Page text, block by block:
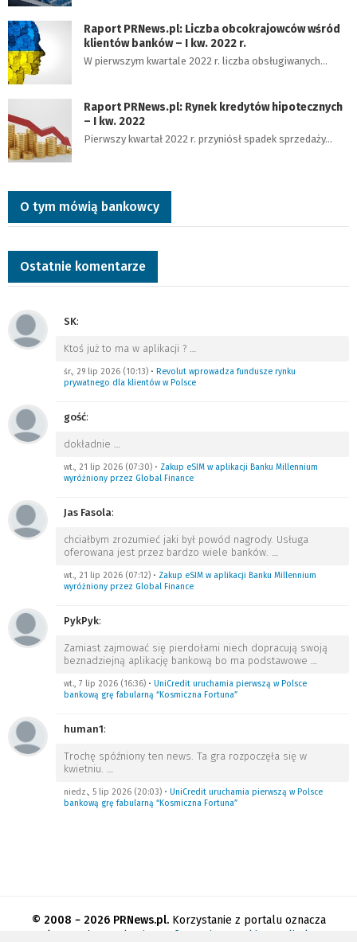
Raport PRNews.pl: Liczba obcokrajowców wśród
klientów banków – I kw. 2022 r.
W pierwszym kwartale 2022 r. liczba obsługiwanych…
Raport PRNews.pl: Rynek kredytów hipotecznych
– I kw. 2022
Pierwszy kwartał 2022 r. przyniósł spadek sprzedaży…
O tym mówią bankowcy
Ostatnie komentarze
SK:
Ktoś już to ma w aplikacji ? …
śr., 29 lip 2026 (10:13) • Revolut wprowadza fundusze rynku
prywatnego dla klientów w Polsce
gość:
dokładnie …
wt., 21 lip 2026 (07:30) • Zakup eSIM w aplikacji Banku Millennium
wyróżniony przez Global Finance
Jas Fasola:
chciałbym zrozumieć jaki był powód nagrody. Usługa
oferowana jest przez bardzo wiele banków. …
wt., 21 lip 2026 (07:12) • Zakup eSIM w aplikacji Banku Millennium
wyróżniony przez Global Finance
PykPyk:
Zamiast zajmować się pierdołami niech dopracują swoją
beznadziejną aplikację bankową bo ma podstawowe …
wt., 7 lip 2026 (16:36) • UniCredit uruchamia pierwszą w Polsce
bankową grę fabularną “Kosmiczna Fortuna”
human1:
Trochę spóźniony ten news. Ta gra rozpoczęła się w
kwietniu. …
niedz., 5 lip 2026 (20:03) • UniCredit uruchamia pierwszą w Polsce
bankową grę fabularną “Kosmiczna Fortuna”
© 2008 − 2026 PRNews.pl.Korzystanie z portalu oznacza
akceptację
regulaminu Informacja o cookies Polityka